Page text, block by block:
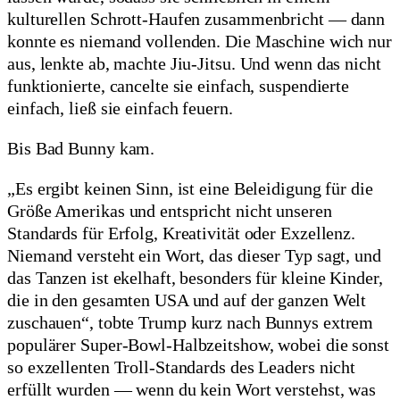
kulturellen Schrott-Haufen zusammenbricht — dann
konnte es niemand vollenden. Die Maschine wich nur
aus, lenkte ab, machte Jiu-Jitsu. Und wenn das nicht
funktionierte, cancelte sie einfach, suspendierte
einfach, ließ sie einfach feuern.
Bis Bad Bunny kam.
„Es ergibt keinen Sinn, ist eine Beleidigung für die
Größe Amerikas und entspricht nicht unseren
Standards für Erfolg, Kreativität oder Exzellenz.
Niemand versteht ein Wort, das dieser Typ sagt, und
das Tanzen ist ekelhaft, besonders für kleine Kinder,
die in den gesamten USA und auf der ganzen Welt
zuschauen“, tobte Trump kurz nach Bunnys extrem
populärer Super-Bowl-Halbzeitshow, wobei die sonst
so exzellenten Troll-Standards des Leaders nicht
erfüllt wurden — wenn du kein Wort verstehst, was